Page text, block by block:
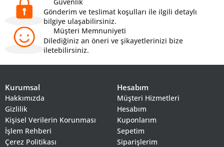
Gönderim ve teslimat koşulları ile ilgili detaylı
bilgiye ulaşabilirsiniz.
Müşteri Memnuniyeti
Dilediğiniz an öneri ve şikayetlerinizi bize
iletebilirsiniz.
Kurumsal
Hakkımızda
Gizlilik
Kişisel Verilerin Korunması
İşlem Rehberi
Çerez Politikası
Hesabım
Müşteri Hizmetleri
Hesabım
Kuponlarım
Sepetim
Siparişlerim